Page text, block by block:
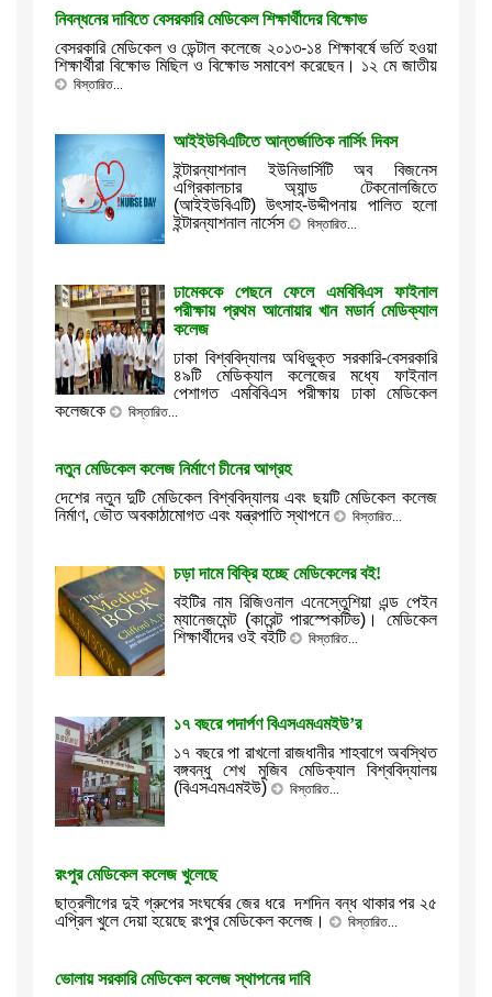
নিবন্ধনের দাবিতে বেসরকারি মেডিকেল শিক্ষার্থীদের বিক্ষোভ
বেসরকারি মেডিকেল ও ডেন্টাল কলেজে ২০১৩-১৪ শিক্ষাবর্ষে ভর্তি হওয়া
শিক্ষার্থীরা বিক্ষোভ মিছিল ও বিক্ষোভ সমাবেশ করেছেন। ১২ মে জাতীয়
বিস্তারিত...
আইইউবিএটিতে আন্তর্জাতিক নার্সিং দিবস
ইন্টারন্যাশনাল ইউনিভার্সিটি অব বিজনেস
এগ্রিকালচার অ্যান্ড টেকনোলজিতে
(আইইউবিএটি) উৎসাহ-উদ্দীপনায় পালিত হলো
ইন্টারন্যাশনাল নার্সেস
বিস্তারিত...
ঢামেককে পেছনে ফেলে এমবিবিএস ফাইনাল
পরীক্ষায় প্রথম আনোয়ার খান মডার্ন মেডিক্যাল
কলেজ
ঢাকা বিশ্ববিদ্যালয় অধিভুক্ত সরকারি-বেসরকারি
৪৯টি মেডিক্যাল কলেজের মধ্যে ফাইনাল
পেশাগত এমবিবিএস পরীক্ষায় ঢাকা মেডিকেল
কলেজকে
বিস্তারিত...
নতুন মেডিকেল কলেজ নির্মাণে চীনের আগ্রহ
দেশের নতুন দুটি মেডিকেল বিশ্ববিদ্যালয় এবং ছয়টি মেডিকেল কলেজ
নির্মাণ, ভৌত অবকাঠামোগত এবং যন্ত্রপাতি স্থাপনে
বিস্তারিত...
চড়া দামে বিক্রি হচ্ছে মেডিকেলের বই!
বইটির নাম রিজিওনাল এনেস্তেুশিয়া এন্ড পেইন
ম্যানেজমেন্ট (কারেন্ট পারস্পেকটিভ)। মেডিকেল
শিক্ষার্থীদের ওই বইটি
বিস্তারিত...
১৭ বছরে পদার্পণ বিএসএমএমইউ’র
১৭ বছরে পা রাখলো রাজধানীর শাহবাগে অবস্থিত
বঙ্গবন্ধু শেখ মুজিব মেডিক্যাল বিশ্ববিদ্যালয়
(বিএসএমএমইউ)
বিস্তারিত...
রংপুর মেডিকেল কলেজ খুলেছে
ছাত্রলীগের দুই গ্রুপের সংঘর্ষের জের ধরে দশদিন বন্ধ থাকার পর ২৫
এপ্রিল খুলে দেয়া হয়েছে রংপুর মেডিকেল কলেজ।
বিস্তারিত...
ভোলায় সরকারি মেডিকেল কলেজ স্থাপনের দাবি